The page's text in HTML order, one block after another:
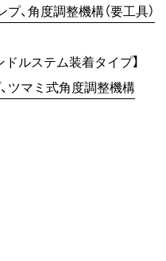
、角度調整機構（要工具）
ルステム装着タイプ】
ツマミ式角度調整機構